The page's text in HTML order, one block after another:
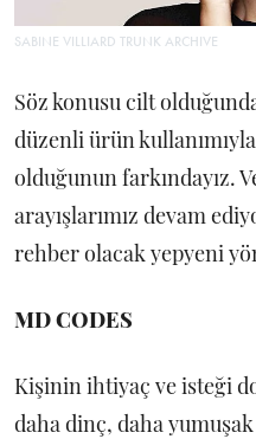
SABINE VILLIARD TRUNK ARCHIVE
Söz konusu cilt
düzenli ürün
olduğunun farkındayız.
arayışlarımız devam
rehber olacak yepyeni
MD CODES
Kişinin ihtiyaç ve isteği
daha dinç, daha